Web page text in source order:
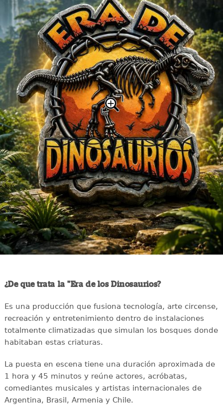
¿De que trata la "Era de los Dinosaurios?
Es una producción que fusiona tecnología, arte circense,
recreación y entretenimiento dentro de instalaciones
totalmente climatizadas que simulan los bosques donde
habitaban estas criaturas.
La puesta en escena tiene una duración aproximada de
1 hora y 45 minutos y reúne actores, acróbatas,
comediantes musicales y artistas internacionales de
Argentina, Brasil, Armenia y Chile.